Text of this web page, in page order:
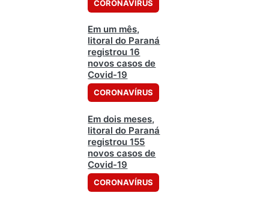
CORONAVÍRUS
Em um mês,
litoral do Paraná
registrou 16
novos casos de
Covid-19
CORONAVÍRUS
Em dois meses,
litoral do Paraná
registrou 155
novos casos de
Covid-19
CORONAVÍRUS